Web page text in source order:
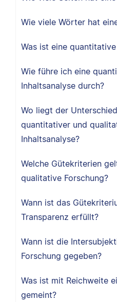
Wie viele Wörter hat
Was ist eine
Wie führe ich eine
Inhaltsanalyse durch?
Wo liegt der
quantitativer und
Inhaltsanalyse?
Welche Gütekriterien
qualitative Forschung?
Wann ist das
Transparenz erfüllt?
Wann ist die
Forschung gegeben?
Was ist mit Reichweite
gemeint?